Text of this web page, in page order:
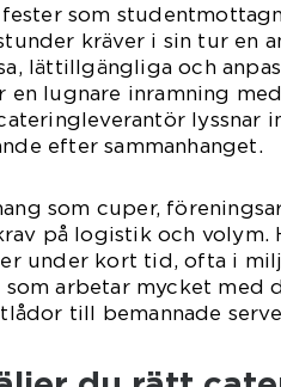
som
kräver i sin tur en
lättillgängliga och
en lugnare inramning
lyssnar
efter sammanhanget.
som cuper,
på logistik och volym.
under kort tid, ofta i
arbetar mycket med
till bemannade